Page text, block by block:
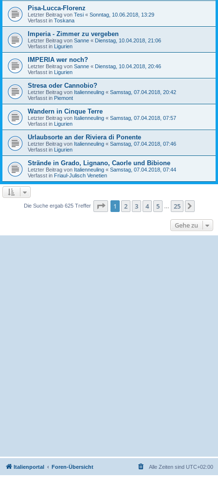
Pisa-Lucca-Florenz
Letzter Beitrag von Tesi « Sonntag, 10.06.2018, 13:29
Verfasst in Toskana
Imperia - Zimmer zu vergeben
Letzter Beitrag von Sanne « Dienstag, 10.04.2018, 21:06
Verfasst in Ligurien
IMPERIA wer noch?
Letzter Beitrag von Sanne « Dienstag, 10.04.2018, 20:46
Verfasst in Ligurien
Stresa oder Cannobio?
Letzter Beitrag von Italienneuling « Samstag, 07.04.2018, 20:42
Verfasst in Piemont
Wandern in Cinque Terre
Letzter Beitrag von Italienneuling « Samstag, 07.04.2018, 07:57
Verfasst in Ligurien
Urlaubsorte an der Riviera di Ponente
Letzter Beitrag von Italienneuling « Samstag, 07.04.2018, 07:46
Verfasst in Ligurien
Strände in Grado, Lignano, Caorle und Bibione
Letzter Beitrag von Italienneuling « Samstag, 07.04.2018, 07:44
Verfasst in Friaul-Julisch Venetien
Die Suche ergab 625 Treffer Seite 1von 25
1 2 3 4 5 25
Gehe zu
Italienportal Foren-Übersicht Alle Zeiten sind UTC+02:00